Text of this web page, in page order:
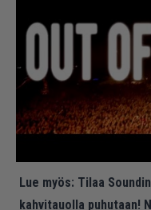
Lue myös: Tilaa
kahvitauolla puhutaan!